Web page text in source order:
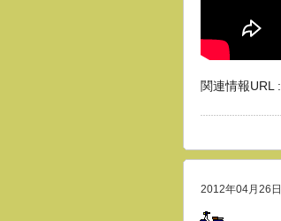
関連情報URL :
2012年04月26日